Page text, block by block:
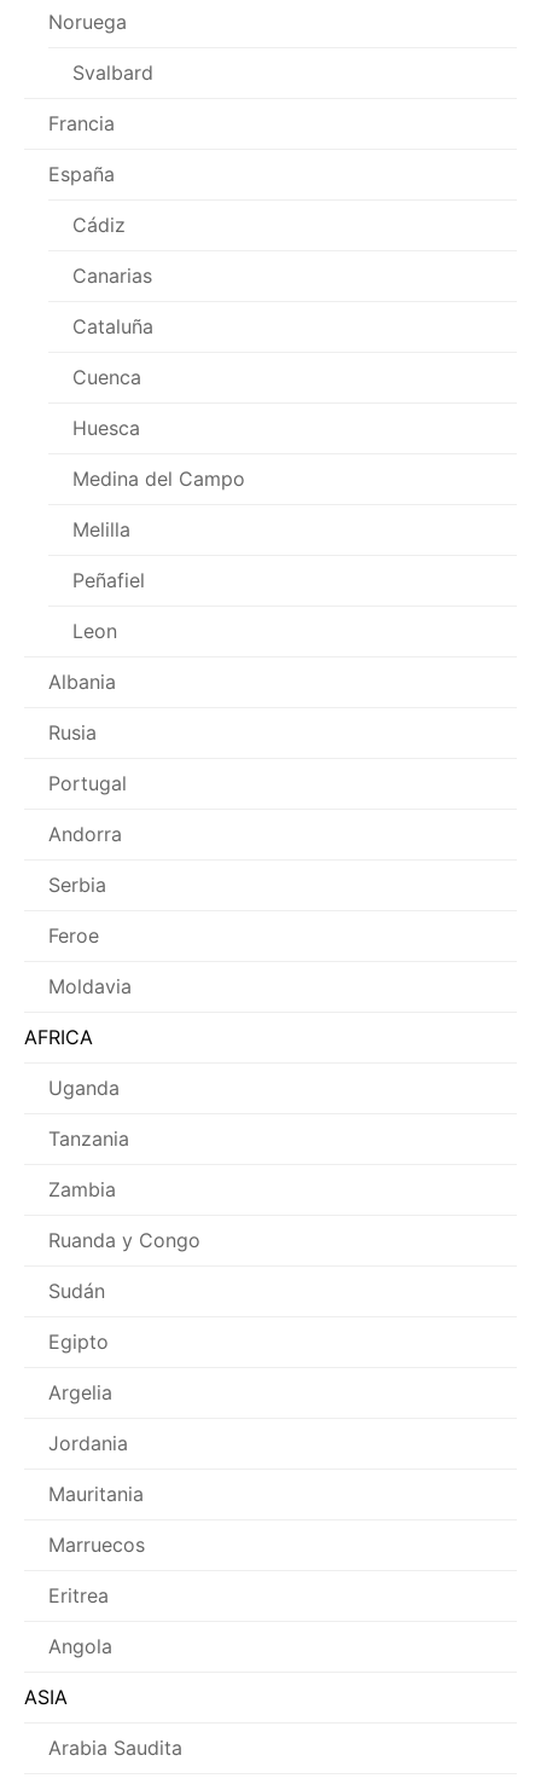
Noruega
Svalbard
Francia
España
Cádiz
Canarias
Cataluña
Cuenca
Huesca
Medina del Campo
Melilla
Peñafiel
Leon
Albania
Rusia
Portugal
Andorra
Serbia
Feroe
Moldavia
AFRICA
Uganda
Tanzania
Zambia
Ruanda y Congo
Sudán
Egipto
Argelia
Jordania
Mauritania
Marruecos
Eritrea
Angola
ASIA
Arabia Saudita